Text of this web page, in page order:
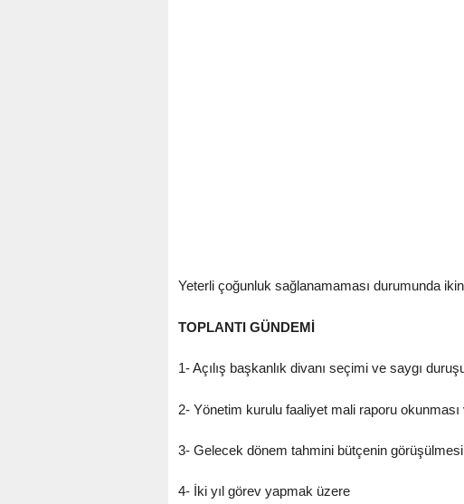
Yeterli çoğunluk sağlanamaması durumunda
TOPLANTI GÜNDEMİ
1- Açılış başkanlık divanı seçimi ve saygı
2- Yönetim kurulu faaliyet mali raporu okunması
3- Gelecek dönem tahmini bütçenin
4- İki yıl görev yapmak üzere